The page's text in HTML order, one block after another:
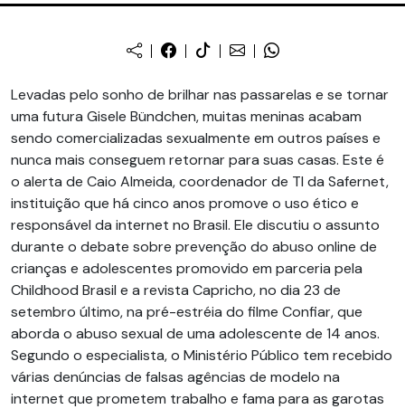
Levadas pelo sonho de brilhar nas passarelas e se tornar
uma futura Gisele Bündchen, muitas meninas acabam
sendo comercializadas sexualmente em outros países e
nunca mais conseguem retornar para suas casas. Este é
o alerta de Caio Almeida, coordenador de TI da Safernet,
instituição que há cinco anos promove o uso ético e
responsável da internet no Brasil. Ele discutiu o assunto
durante o debate sobre prevenção do abuso online de
crianças e adolescentes promovido em parceria pela
Childhood Brasil e a revista Capricho, no dia 23 de
setembro último, na pré-estréia do filme Confiar, que
aborda o abuso sexual de uma adolescente de 14 anos.
Segundo o especialista, o Ministério Público tem recebido
várias denúncias de falsas agências de modelo na
internet que prometem trabalho e fama para as garotas